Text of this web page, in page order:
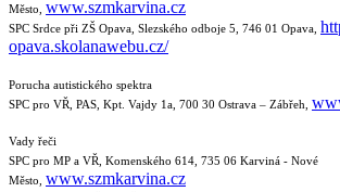
Město, www.szmkarvina.cz
SPC Srdce při ZŠ Opava, Slezského odboje 5, 746 01 Opava,
opava.skolanawebu.cz/
Porucha autistického spektra
SPC pro VŘ, PAS, Kpt. Vajdy 1a , 700 30 Ostrava – Zábřeh,
Vady řeči
SPC pro MP a VŘ, Komenského 614, 735 06 Karviná - Nové
Město, www.szmkarvina.cz